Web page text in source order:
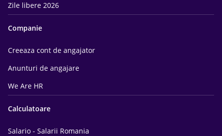
Zile libere 2026
Companie
Creeaza cont de angajator
Anunturi de angajare
We Are HR
Calculatoare
Salario - Salarii Romania